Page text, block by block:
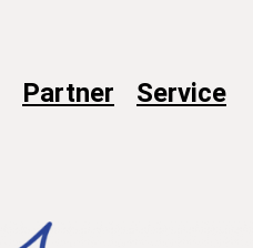
Partner Service